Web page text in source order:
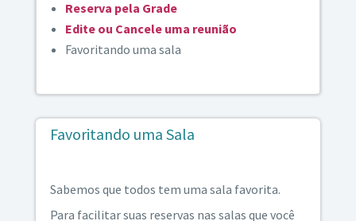
Reserva pela Grade
Edite ou Cancele uma reunião
Favoritando uma sala
Favoritando uma Sala
Sabemos que todos tem uma sala favorita.
Para facilitar suas reservas nas salas que você